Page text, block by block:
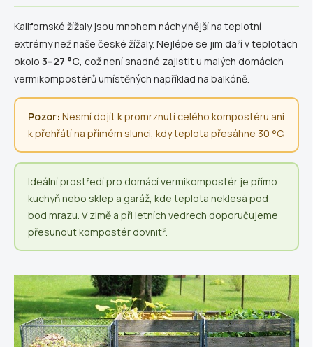
Kalifornské žížaly jsou mnohem náchylnější na teplotní
extrémy než naše české žížaly. Nejlépe se jim daří v teplotách
okolo 3–27 °C, což není snadné zajistit u malých domácích
vermikompostérů umístěných například na balkóně.
Pozor: Nesmí dojít k promrznutí celého kompostéru ani
k přehřátí na přímém slunci, kdy teplota přesáhne 30 °C.
Ideální prostředí pro domácí vermikompostér je přímo
kuchyň nebo sklep a garáž, kde teplota neklesá pod
bod mrazu. V zimě a při letních vedrech doporučujeme
přesunout kompostér dovnitř.